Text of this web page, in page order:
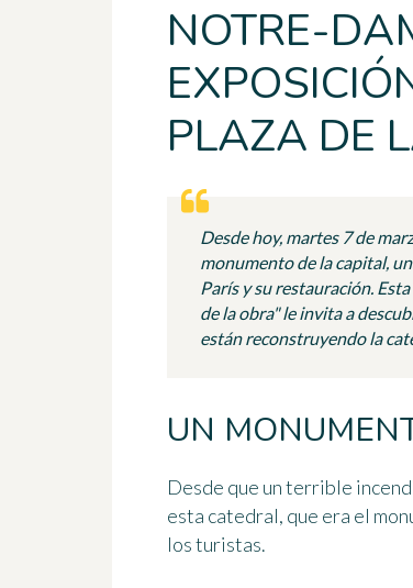
NOTRE-
PLAZA DE
Desde hoy, martes 7 de
monumento de la capital,
París y su restauración.
de la obra" le invita a
están reconstruyendo la
UN
Desde que un terrible
esta catedral, que era el
los turistas.